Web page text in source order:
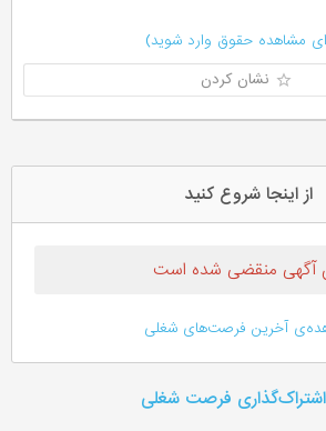
مشاهده حقوق وارد شوید)
نشان کردن
از اینجا شروع کنید
آگهی منقضی شده است
آخرین فرصت‌های شغلی
اشتراک‌گذاری فرصت شغلی